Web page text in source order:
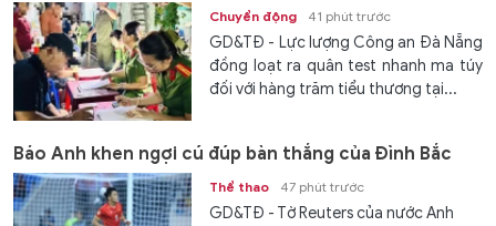
Chuyển động 41 phút trước
GD&TĐ - Lực lượng Công an Đà Nẵng
đồng loạt ra quân test nhanh ma túy
đối với hàng trăm tiểu thương tại...
Báo Anh khen ngợi cú đúp bàn thắng của Đình Bắc
Thể thao 47 phút trước
GD&TĐ - Tờ Reuters của nước Anh